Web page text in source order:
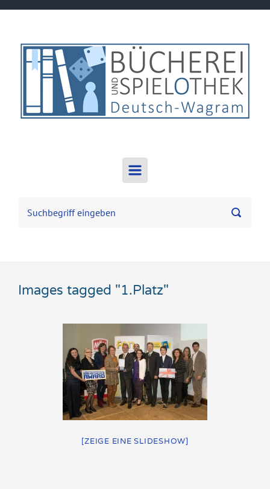
Images tagged "1.Platz"
[ZEIGE EINE SLIDESHOW]